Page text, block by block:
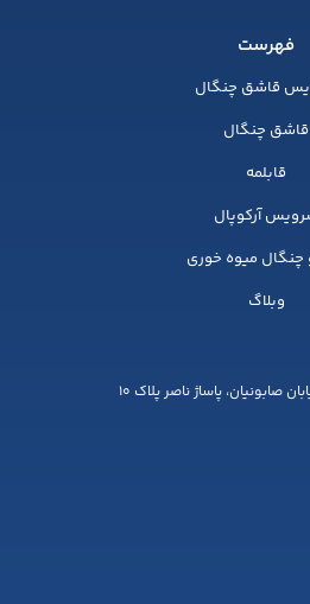
فهرست
قاشق چنگال
قاشق چنگال
قابلمه
آرکوپال
چنگال میوه خوری
وبلاگ
پاساژ ناصر پلاک 10